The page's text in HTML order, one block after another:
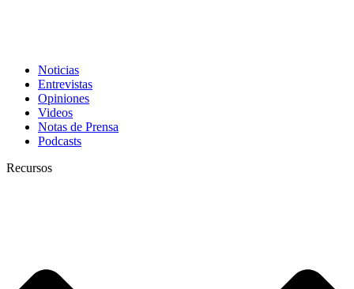
Noticias
Entrevistas
Opiniones
Videos
Notas de Prensa
Podcasts
Recursos